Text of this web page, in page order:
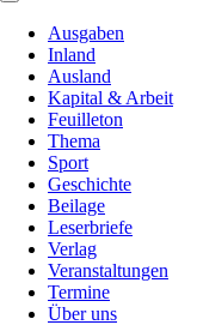
Ausgaben
Inland
Ausland
Kapital & Arbeit
Feuilleton
Thema
Sport
Geschichte
Beilage
Leserbriefe
Verlag
Veranstaltungen
Termine
Über uns